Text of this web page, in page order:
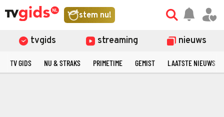
stem nu!
tvgids streaming nieuws
TV GIDS NU & STRAKS PRIMETIME GEMIST LAATSTE NIEUWS